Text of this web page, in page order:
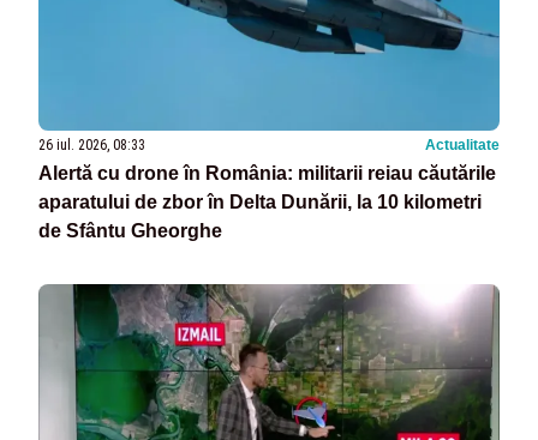
26 iul. 2026, 08:33 Actualitate
Alertă cu drone în România: militarii reiau căutările
aparatului de zbor în Delta Dunării, la 10 kilometri
de Sfântu Gheorghe